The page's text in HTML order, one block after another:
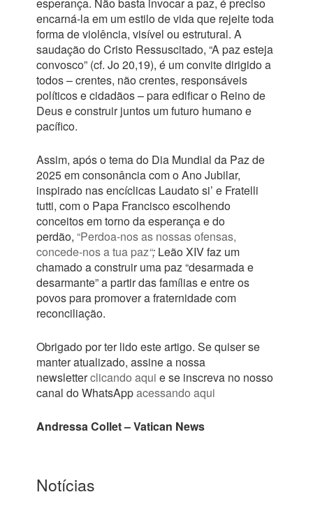
encarná-la em um estilo de vida que rejeite toda
forma de violência, visível ou estrutural. A
saudação do Cristo Ressuscitado, “A paz esteja
convosco” (cf. Jo 20,19), é um convite dirigido a
todos – crentes, não crentes, responsáveis
políticos e cidadãos – para edificar o Reino de
Deus e construir juntos um futuro humano e
pacífico.
Assim, após o tema do Dia Mundial da Paz de
2025 em consonância com o Ano Jubilar,
inspirado nas encíclicas Laudato si’ e Fratelli
tutti, com o Papa Francisco escolhendo
conceitos em torno da esperança e do
perdão, “Perdoa-nos as nossas ofensas,
concede-nos a tua paz“; Leão XIV faz um
chamado a construir uma paz “desarmada e
desarmante” a partir das famílias e entre os
povos para promover a fraternidade com
reconciliação.
Obrigado por ter lido este artigo. Se quiser se
manter atualizado, assine a nossa
newsletterclicando aqui e se inscreva no nosso
canal do WhatsAppacessando aqui
Andressa Collet – Vatican News
Notícias